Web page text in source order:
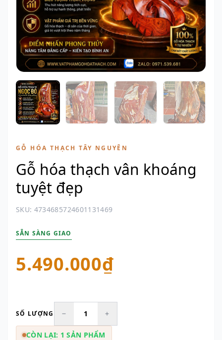
GỖ HÓA THẠCH TÂY NGUYÊN
Gỗ hóa thạch vân khoáng
tuyệt đẹp
SKU: 4734685724601131469
SẴN SÀNG GIAO
5.490.000₫
SỐ LƯỢNG
CÒN LẠI: 1 SẢN PHẨM